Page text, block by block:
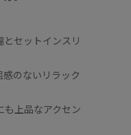
セットインスリ
のないリラック
上品なアクセン